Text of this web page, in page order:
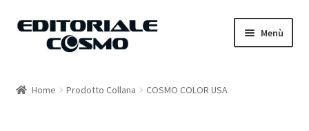
Vai
Vai
Menù
Home Prodotto Collana COSMO COLOR USA